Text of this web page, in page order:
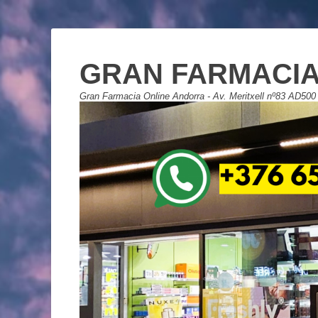
GRAN
Gran Farmacia Online Andorra - Av. Meritxell nº83